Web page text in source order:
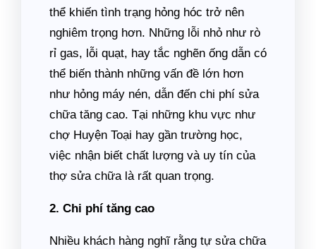
thể khiến tình trạng hỏng hóc trở nên
nghiêm trọng hơn. Những lỗi nhỏ như rò
rỉ gas, lỗi quạt, hay tắc nghẽn ống dẫn có
thể biến thành những vấn đề lớn hơn
như hỏng máy nén, dẫn đến chi phí sửa
chữa tăng cao. Tại những khu vực như
chợ Huyện Toại hay gần trường học,
việc nhận biết chất lượng và uy tín của
thợ sửa chữa là rất quan trọng.
2. Chi phí tăng cao
Nhiều khách hàng nghĩ rằng tự sửa chữa